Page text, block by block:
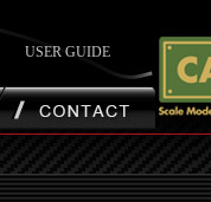
USER GUIDE